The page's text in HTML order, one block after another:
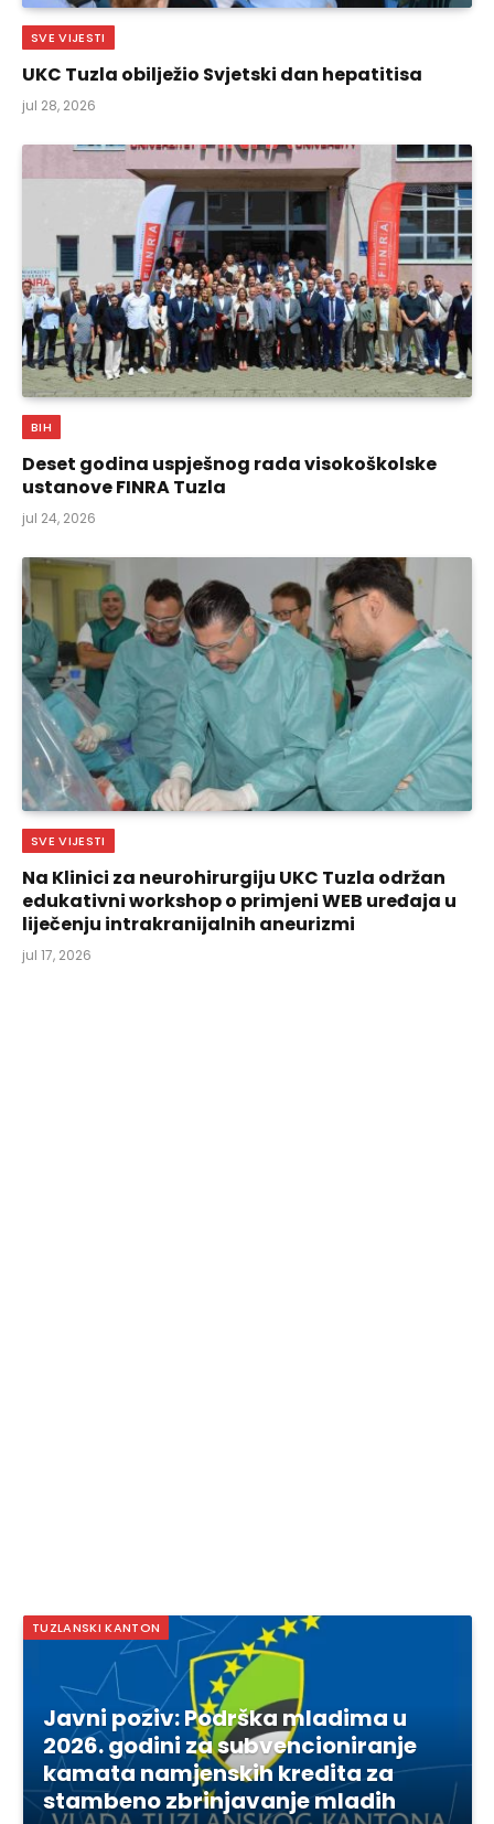
SVE VIJESTI
UKC Tuzla obilježio Svjetski dan hepatitisa
jul 28, 2026
BIH
Deset godina uspješnog rada visokoškolske
ustanove FINRA Tuzla
jul 24, 2026
SVE VIJESTI
Na Klinici za neurohirurgiju UKC Tuzla održan
edukativni workshop o primjeni WEB uređaja u
liječenju intrakranijalnih aneurizmi
jul 17, 2026
TUZLANSKI KANTON
Javni poziv: Podrška mladima u
2026. godini za subvencioniranje
kamata namjenskih kredita za
stambeno zbrinjavanje mladih